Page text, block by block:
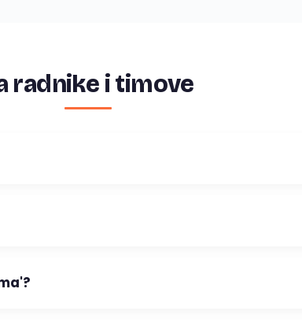
radnike i timove